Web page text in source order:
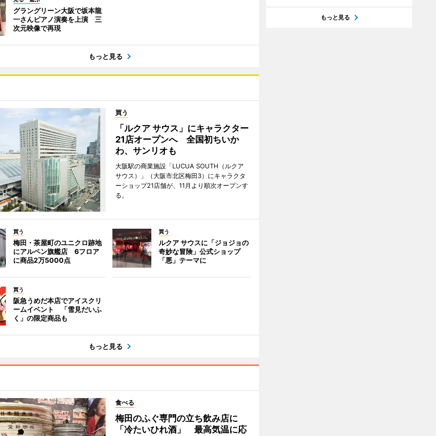
グラングリーン大阪で坂本龍
一さんピアノ演奏を上演 三
次元映像で再現
もっと見る
買う
「ルクア サウス」にキャラクター
21店オープンへ 全国初ちいか
わ、サンリオも
大阪駅の商業施設「LUCUA SOUTH（ルクア
サウス）」（大阪市北区梅田3）にキャラクタ
ーショップ21店舗が、11月より順次オープンす
る。
買う
梅田・茶屋町のユニクロ跡地
にアルペン旗艦店 6フロア
に商品2万5000点
買う
ルクア サウスに「ジョジョの
奇妙な冒険」公式ショップ
「悪」テーマに
買う
阪急うめだ本店でアイスクリ
ームイベント 「雪見だいふ
く」の限定商品も
もっと見る
食べる
梅田のふぐ専門の立ち飲み店に
「冷たいひれ酒」 最高気温に応
もっと見る